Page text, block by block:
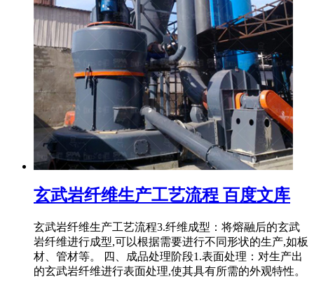
玄武岩纤维生产工艺流程 百度文库
玄武岩纤维生产工艺流程3.纤维成型：将熔融后的玄武
岩纤维进行成型,可以根据需要进行不同形状的生产,如板
材、管材等。 四、成品处理阶段1.表面处理：对生产出
的玄武岩纤维进行表面处理,使其具有所需的外观特性。